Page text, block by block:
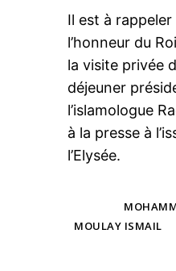
Il est à
l’honneur du
la visite privée
déjeuner
l’islamologue
à la presse à
l’Elysée.
MOULAY ISMAIL